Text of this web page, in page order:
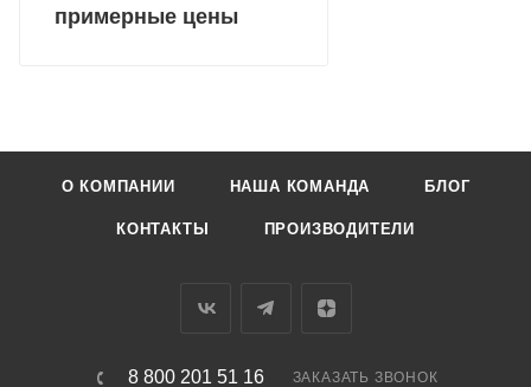
примерные цены
О КОМПАНИИ НАША КОМАНДА БЛОГ
КОНТАКТЫ ПРОИЗВОДИТЕЛИ
8 800 201 51 16 ЗАКАЗАТЬ ЗВОНОК